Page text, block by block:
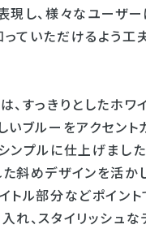
現し、様々なユーザ
ていただけるよう工
、すっきりとしたホワ
いブルーをアクセント
ンプルに仕上げまし
斜めデザインを活か
トル部分などポイント
れ、スタイリッシュな